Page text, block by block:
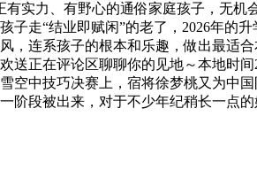
实力、有野心的通俗家庭孩子，无机
走“结业即赋闲”的老了，2026年的
连系孩子的根本和乐趣，做出最适
正在评论区聊聊你的见地～‍‍本地时
中技巧决赛上，宿将徐梦桃又为中
段被出来，对于不少年纪稍长一点